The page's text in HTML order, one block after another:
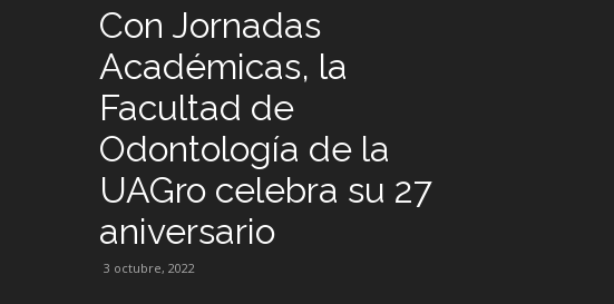
Con Jornadas
Académicas, la
Facultad de
Odontología de la
UAGro celebra su 27
aniversario
3 octubre, 2022